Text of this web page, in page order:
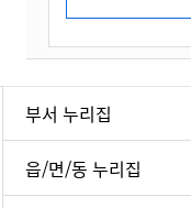
부서 누리집
읍/면/동 누리집